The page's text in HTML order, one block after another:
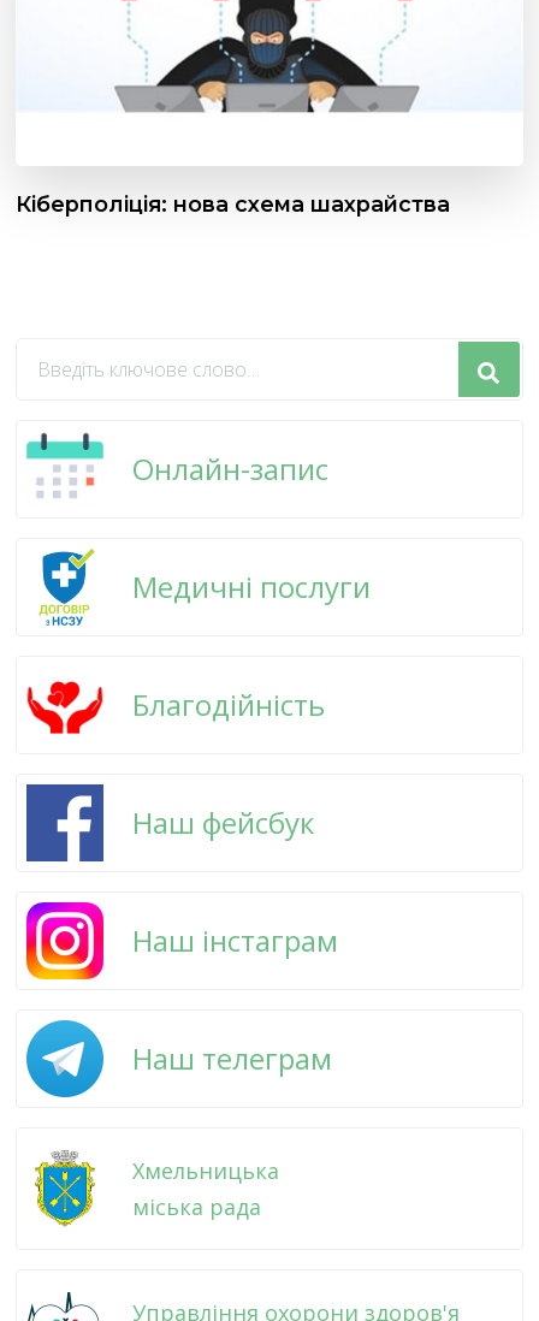
Кіберполіція: нова схема шахрайства
щось?
Онлайн-запис
Медичні послуги
Благодійність
Наш фейсбук
Наш інстаграм
Наш телеграм
Хмельницька
міська рада
Управління охорони здоров'я